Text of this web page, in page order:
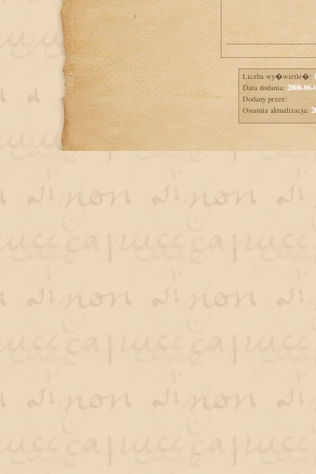
Liczba wy�wietle�:
Data dodania: 2008-
Dodany przez:
Ostatnia aktualizacja: